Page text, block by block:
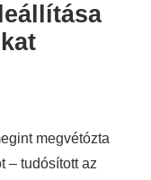
megvétózta
– tudósított az